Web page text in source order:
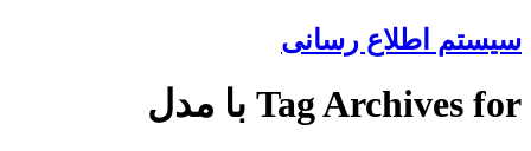
سیستم اطلاع رسانی
Tag Archives for با مدل